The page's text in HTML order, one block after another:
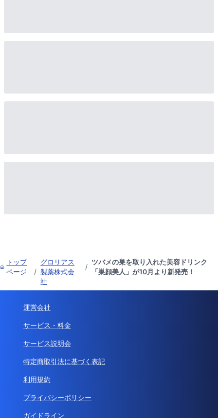
トップ
ページ
/
グロリアス
製薬株式会
社
/
ツバメの巣を取り入れた美容ドリンク
「巣顔美人」が10月より新発売！
運営会社
サービス・料金
サービス説明会
特定商取引法に基づく表記
利用規約
プライバシーポリシー
ガイドライン